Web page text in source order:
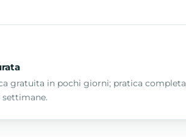
gratuita in pochi giorni; pratica completa
settimane.